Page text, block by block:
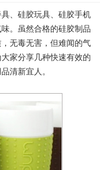
、硅胶玩具、硅胶手机
。虽然合格的硅胶制品
无毒无害，但难闻的气
家分享几种快速有效的
清新宜人。